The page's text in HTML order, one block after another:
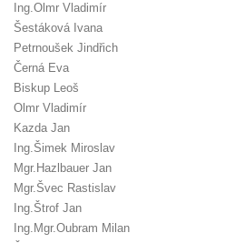
Ing.Olmr Vladimír
Šestáková Ivana
Petrnoušek Jindřich
Černá Eva
Biskup Leoš
Olmr Vladimír
Kazda Jan
Ing.Šimek Miroslav
Mgr.Hazlbauer Jan
Mgr.Švec Rastislav
Ing.Štrof Jan
Ing.Mgr.Oubram Milan